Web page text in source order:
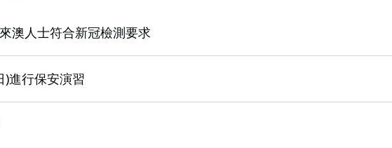
澳人士符合新冠檢測要求
)進行保安演習